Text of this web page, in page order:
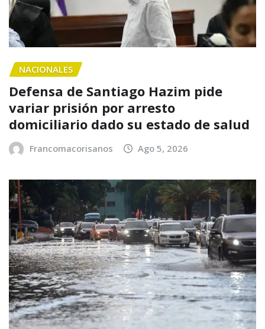
NACIONALES
Defensa de Santiago Hazim pide
variar prisión por arresto
domiciliario dado su estado de salud
Francomacorisanos Ago 5, 2026